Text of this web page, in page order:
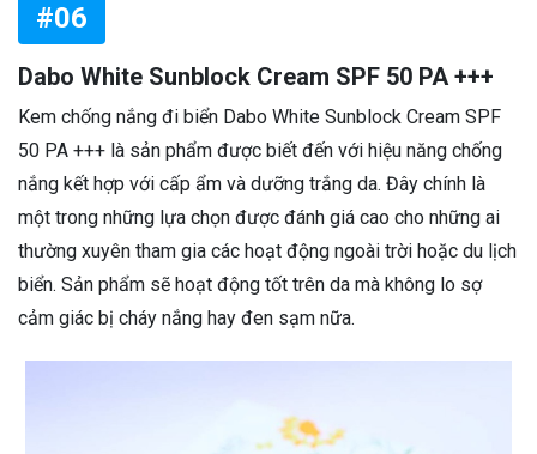
#06
Dabo White Sunblock Cream SPF 50 PA +++
Kem chống nắng đi biển Dabo White Sunblock Cream SPF
50 PA +++ là sản phẩm được biết đến với hiệu năng chống
nắng kết hợp với cấp ẩm và dưỡng trắng da. Đây chính là
một trong những lựa chọn được đánh giá cao cho những ai
thường xuyên tham gia các hoạt động ngoài trời hoặc du lịch
biển. Sản phẩm sẽ hoạt động tốt trên da mà không lo sợ
cảm giác bị cháy nắng hay đen sạm nữa.